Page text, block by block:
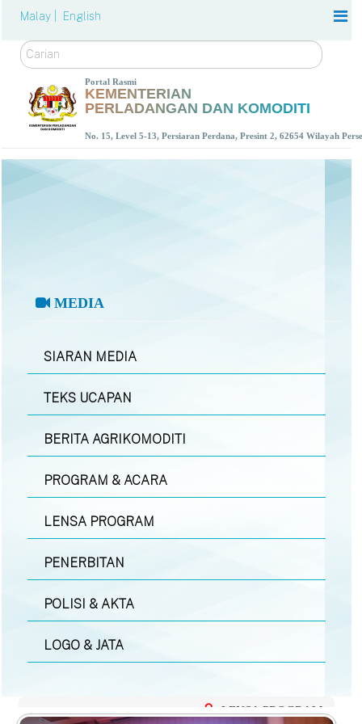
Malay | English
Carian
Portal Rasmi
KEMENTERIAN
PERLADANGAN DAN KOMODITI
No. 15, Level 5-13, Persiaran Perdana, Presint 2, 62654 Wilayah
MEDIA
SIARAN MEDIA
TEKS UCAPAN
BERITA AGRIKOMODITI
PROGRAM & ACARA
LENSA PROGRAM
PENERBITAN
POLISI & AKTA
LOGO & JATA
LENSA PROGRAM